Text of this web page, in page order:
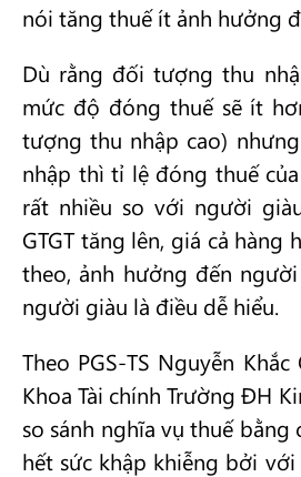
nói tăng thuế ít ảnh hưởng
Dù rằng đối tượng thu
mức độ đóng thuế sẽ ít
tượng thu nhập cao)
nhập thì tỉ lệ đóng thuế
rất nhiều so với người
GTGT tăng lên, giá cả hàng
theo, ảnh hưởng đến
người giàu là điều dễ hiểu.
Theo PGS-TS Nguyễn
Khoa Tài chính Trường ĐH
so sánh nghĩa vụ thuế
hết sức khập khiễng bởi